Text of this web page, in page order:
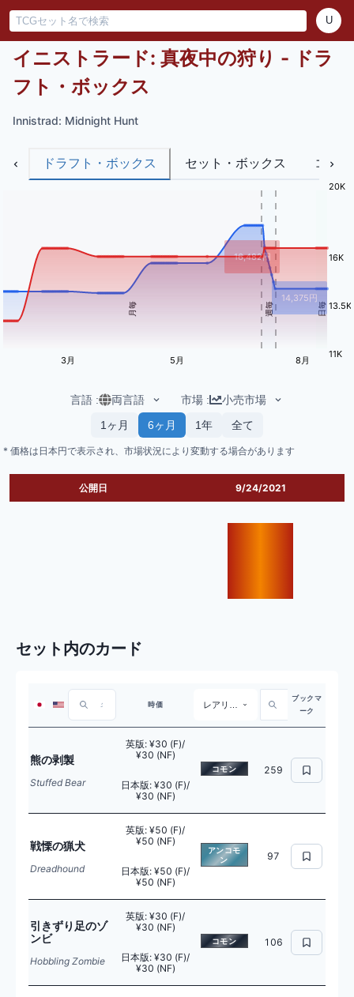
U
イニストラード: 真夜中の狩り - ドラ
フト・ボックス
Innistrad: Midnight Hunt
ドラフト・ボックス セット・ボックス コレ
月毎 週毎 日毎
11K
13.5K
16K
20K
3月 5月 8月
14,375円
16,482円
言語 : 両言語 市場 :
小売市場
1ヶ月
6ヶ月 1年 全て
* 価格は日本円で表示され、市場状況により変動する場合があります
公開日 9/24/2021
セット内のカード
時価 レアリティ
ブックマ
ーク
熊の剥製
Stuffed Bear
英版: ¥30 (F)/
¥30 (NF)
日本版: ¥30 (F)/
¥30 (NF)
コモン 259
戦慄の猟犬
Dreadhound
英版: ¥50 (F)/
¥50 (NF)
日本版: ¥50 (F)/
¥50 (NF)
アンコモ
ン
97
引きずり足のゾ
ンビ
Hobbling Zombie
英版: ¥30 (F)/
¥30 (NF)
日本版: ¥30 (F)/
¥30 (NF)
コモン 106